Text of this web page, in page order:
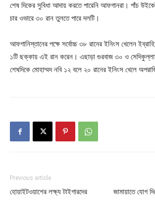
শেষ দিকের সুবিধা আদায় করতে পারেনি আফগানরা। পাঁচ
চার ওভারে ৩০ রান তুলতে পারে দলটি।
আফগানিস্তানের পক্ষে সর্বোচ্চ ৩৮ রানের ইনিংস খেলেন
১টি ছক্কায় এই রান করেন। এছাড়া গুরবাজ ৩০ ও
শেষদিকে মোহাম্মদ নবি ১২ বলে ২০ রানের ইনিংস খেলে
Previous article
হোয়াইটওয়াশের লক্ষ্য টাইগারদের
জামায়াতে যোগ